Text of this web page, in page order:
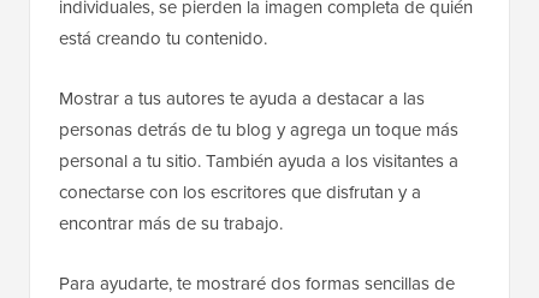
individuales, se pierden la imagen completa de quién
está creando tu contenido.
Mostrar a tus autores te ayuda a destacar a las
personas detrás de tu blog y agrega un toque más
personal a tu sitio. También ayuda a los visitantes a
conectarse con los escritores que disfrutan y a
encontrar más de su trabajo.
Para ayudarte, te mostraré dos formas sencillas de